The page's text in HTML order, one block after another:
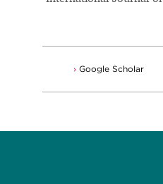
Google Scholar